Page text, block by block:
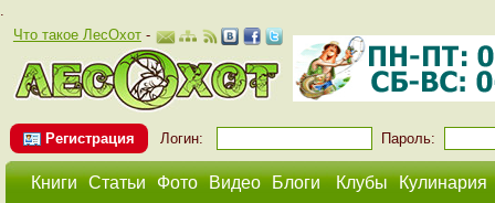
.
Что такое ЛесОхот-
Регистрация Логин: Пароль:
Книги Статьи Фото Видео Блоги Клубы Кулинария